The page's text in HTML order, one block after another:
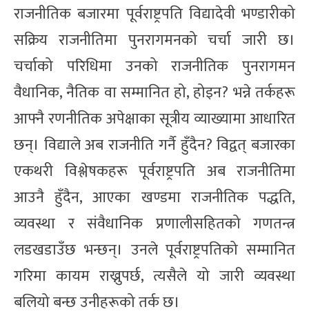
राजनीतिक बजारमा पूर्वराष्ट्रपति विद्यादेवी भण्डारीको
सक्रिय राजनीतिमा पुनरागमनको चर्चा जारी छ।
चर्चाको परिधिमा उनको राजनीतिक पुनरागमन
वैधानिक, नैतिक वा सम्मानित हो, होइन? भन्ने तर्कहरू
आफ्नै रणनीतिक अपेक्षाका सूत्रीय व्याख्यामा आधारित
छन्। विद्याले अब राजनीति गर्नै हुँदैन? विद्वत् बजारका
एकथरी विश्लेषकहरू पूर्वराष्ट्रपति अब राजनीतिमा
आउनै हुँदैन, आएका खण्डमा राजनीतिक पद्धति,
व्यवस्था र संवैधानिक प्रणालीसहितको गणतन्त्र
लडखडाउँछ भन्छन्। उनले पूर्वराष्ट्रपतिको सम्मानित
गरिमा कायम राख्नुपर्छ, त्यसैले यो जारी व्यवस्था
बलियो बन्छ उनीहरूको तर्क छ।